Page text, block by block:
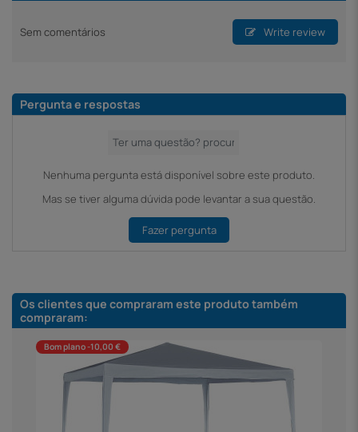
Sem comentários Write review
Pergunta e respostas
Nenhuma pergunta está disponível sobre este produto.
Mas se tiver alguma dúvida pode levantar a sua questão.
Fazer pergunta
Os clientes que compraram este produto também
compraram:
Bom plano -10,00 €